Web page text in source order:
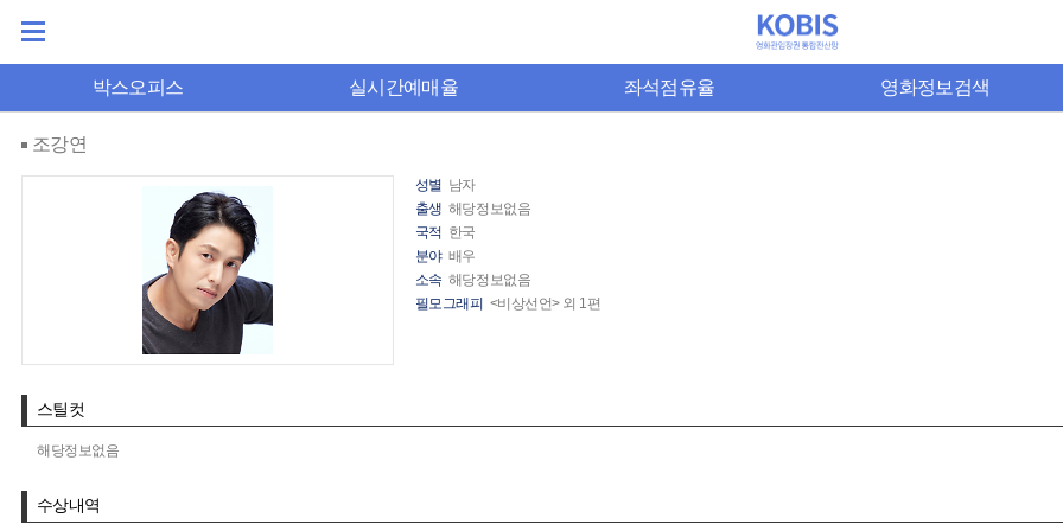
박스오피스 실시간예매율 좌석점유율 영화정보검색
조강연
성별 남자
출생 해당정보없음
국적 한국
분야 배우
소속 해당정보없음
필모그래피 <비상선언> 외 1편
스틸컷
해당정보없음
수상내역